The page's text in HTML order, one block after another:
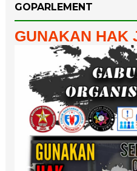
GOPARLEMENT
GUNAKAN HAK